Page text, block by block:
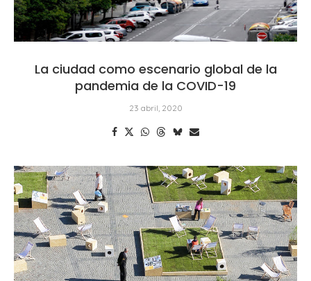
La ciudad como escenario global de la
pandemia de la COVID-19
23 abril, 2020